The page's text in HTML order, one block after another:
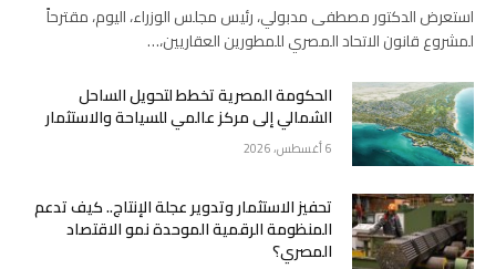
استعرض الدكتور مصطفى مدبولي، رئيس مجلس الوزراء، اليوم، مقترحاً
لمشروع قانون الاتحاد المصري للمطورين العقاريين،…
الحكومة المصرية تخطط لتحويل الساحل
الشمالي إلى مركز عالمي للسياحة والاستثمار
6 أغسطس، 2026
تحفيز الاستثمار وتدوير عجلة الإنتاج.. كيف تدعم
المنظومة الرقمية الموحدة نمو الاقتصاد
المصري؟